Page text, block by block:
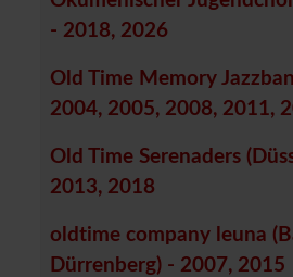
- 2018, 2026
Old Time Memory
2004, 2005, 2008, 2011,
Old Time Serenaders
2013, 2018
oldtime company leuna
Dürrenberg) - 2007, 2015